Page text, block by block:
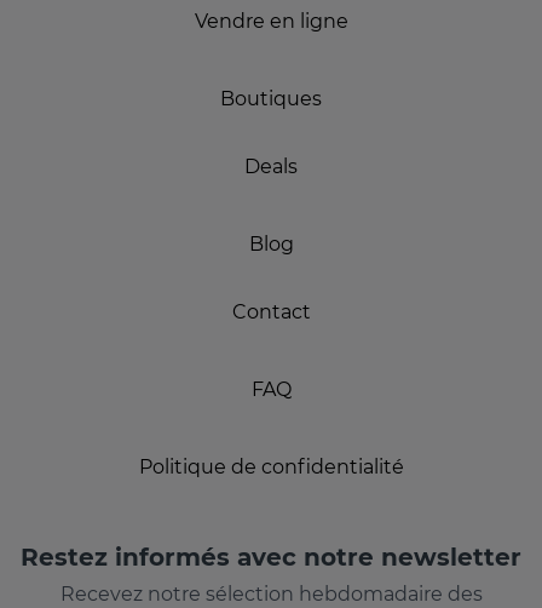
Vendre en ligne
Boutiques
Deals
Blog
Contact
FAQ
Politique de confidentialité
Restez informés avec notre newsletter
Recevez notre sélection hebdomadaire des